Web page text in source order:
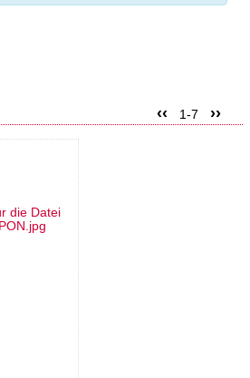
‹‹ 1-7 ››